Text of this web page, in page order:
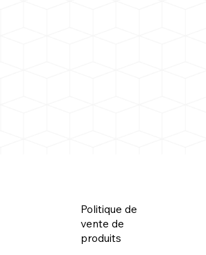
Politique de
vente de
produits